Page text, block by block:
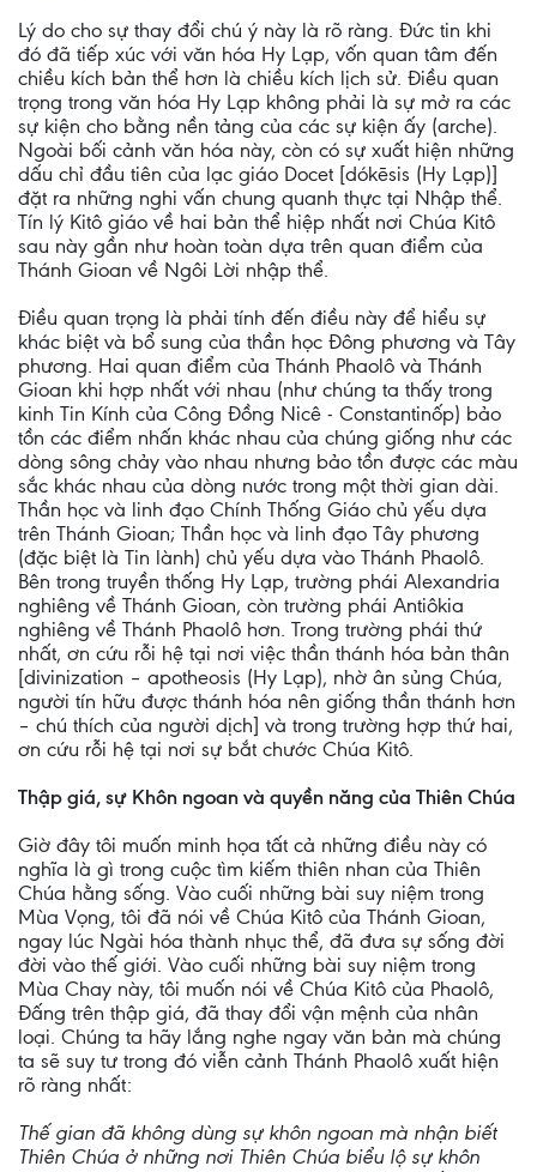
Lý do cho sự thay đổi chú ý này là rõ ràng. Đức tin khi
đó đã tiếp xúc với văn hóa Hy Lạp, vốn quan tâm đến
chiều kích bản thể hơn là chiều kích lịch sử. Điều quan
trọng trong văn hóa Hy Lạp không phải là sự mở ra các
sự kiện cho bằng nền tảng của các sự kiện ấy (arche).
Ngoài bối cảnh văn hóa này, còn có sự xuất hiện những
dấu chỉ đầu tiên của lạc giáo Docet [dókēsis (Hy Lạp)]
đặt ra những nghi vấn chung quanh thực tại Nhập thể.
Tín lý Kitô giáo về hai bản thể hiệp nhất nơi Chúa Kitô
sau này gần như hoàn toàn dựa trên quan điểm của
Thánh Gioan về Ngôi Lời nhập thể.
Điều quan trọng là phải tính đến điều này để hiểu sự
khác biệt và bổ sung của thần học Đông phương và Tây
phương. Hai quan điểm của Thánh Phaolô và Thánh
Gioan khi hợp nhất với nhau (như chúng ta thấy trong
kinh Tin Kính của Công Đồng Nicê - Constantinốp) bảo
tồn các điểm nhấn khác nhau của chúng giống như các
dòng sông chảy vào nhau nhưng bảo tồn được các màu
sắc khác nhau của dòng nước trong một thời gian dài.
Thần học và linh đạo Chính Thống Giáo chủ yếu dựa
trên Thánh Gioan; Thần học và linh đạo Tây phương
(đặc biệt là Tin lành) chủ yếu dựa vào Thánh Phaolô.
Bên trong truyền thống Hy Lạp, trường phái Alexandria
nghiêng về Thánh Gioan, còn trường phái Antiôkia
nghiêng về Thánh Phaolô hơn. Trong trường phái thứ
nhất, ơn cứu rỗi hệ tại nơi việc thần thánh hóa bản thân
[divinization – apotheosis (Hy Lạp), nhờ ân sủng Chúa,
người tín hữu được thánh hóa nên giống thần thánh hơn
– chú thích của người dịch] và trong trường hợp thứ hai,
ơn cứu rỗi hệ tại nơi sự bắt chước Chúa Kitô.
Thập giá, sự Khôn ngoan và quyền năng của Thiên Chúa
Giờ đây tôi muốn minh họa tất cả những điều này có
nghĩa là gì trong cuộc tìm kiếm thiên nhan của Thiên
Chúa hằng sống. Vào cuối những bài suy niệm trong
Mùa Vọng, tôi đã nói về Chúa Kitô của Thánh Gioan,
ngay lúc Ngài hóa thành nhục thể, đã đưa sự sống đời
đời vào thế giới. Vào cuối những bài suy niệm trong
Mùa Chay này, tôi muốn nói về Chúa Kitô của Phaolô,
Đấng trên thập giá, đã thay đổi vận mệnh của nhân
loại. Chúng ta hãy lắng nghe ngay văn bản mà chúng
ta sẽ suy tư trong đó viễn cảnh Thánh Phaolô xuất hiện
rõ ràng nhất:
Thế gian đã không dùng sự khôn ngoan mà nhận biết
Thiên Chúa ở những nơi Thiên Chúa biểu lộ sự khôn